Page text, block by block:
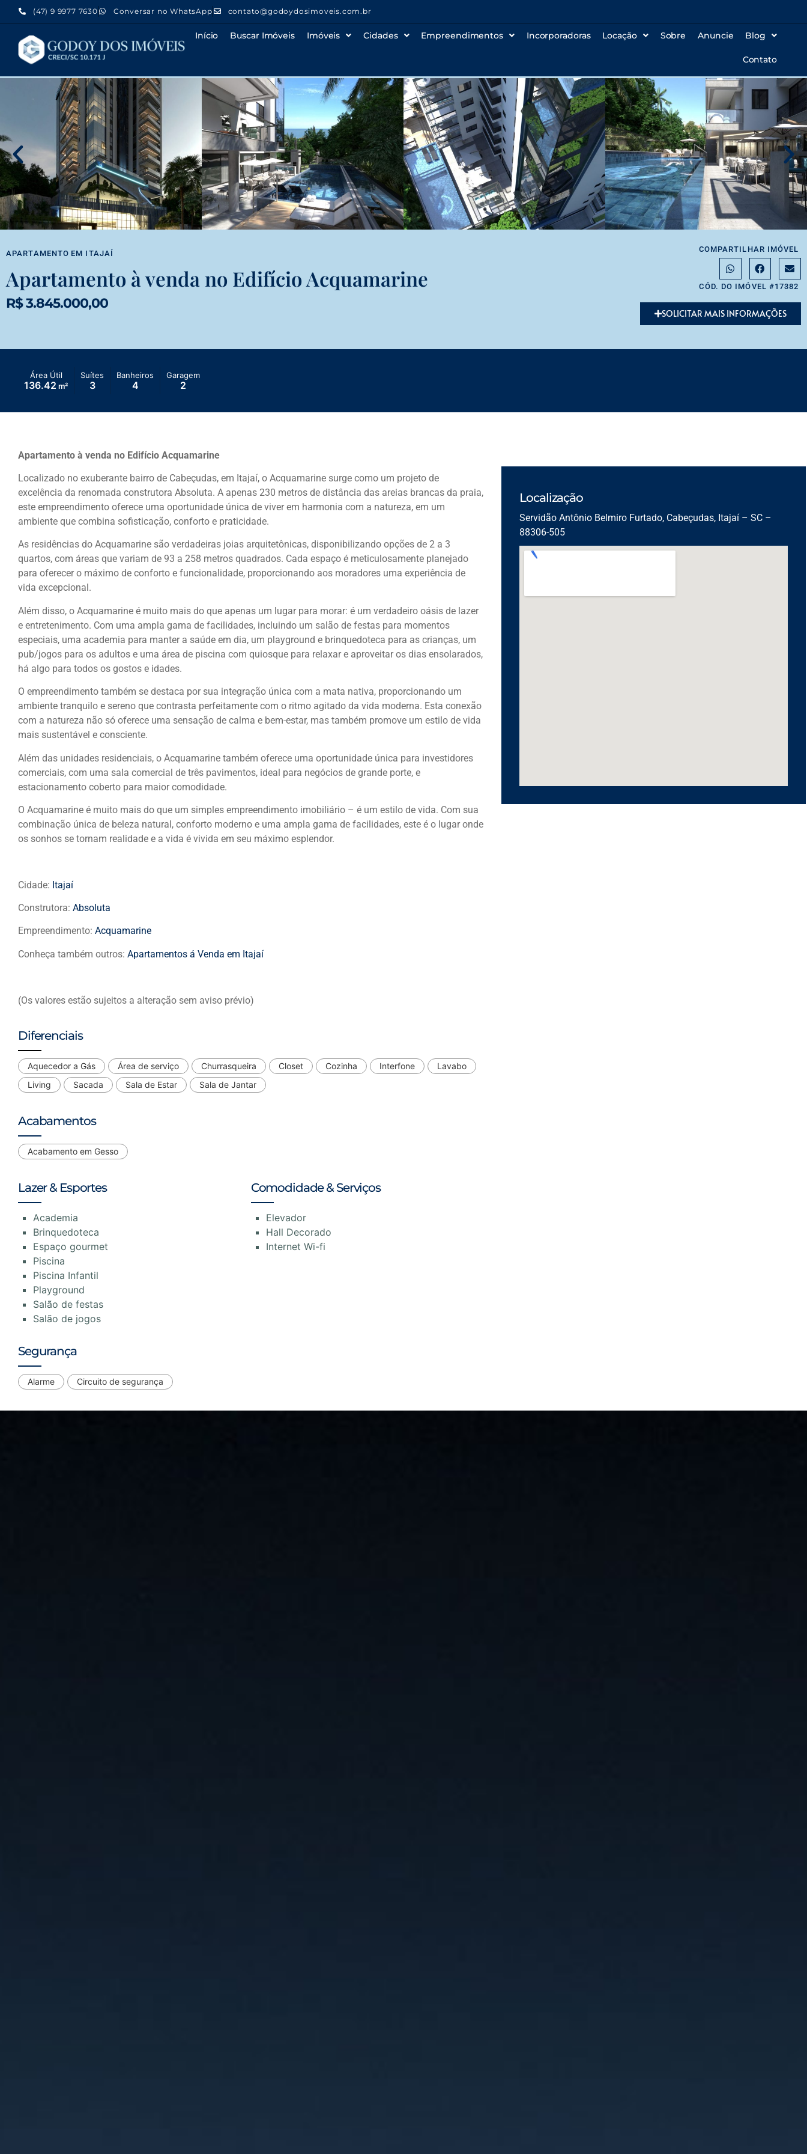
(47) 9 9977 7630 Conversar no WhatsApp contato@godoydosimoveis.com.br
Início Buscar Imóveis Imóveis Cidades Empreendimentos Incorporadoras Locação Sobre Anuncie Blog
Contato
APARTAMENTO EM ITAJAÍ
Apartamento à venda no Edifício Acquamarine
R$ 3.845.000,00
COMPARTILHAR IMÓVEL
CÓD. DO IMÓVEL #17382
SOLICITAR MAIS INFORMAÇÕES
Área Útil
136.42 m²
Suítes
3
Banheiros
4
Garagem
2
Apartamento à venda no Edifício Acquamarine
Localizado no exuberante bairro de Cabeçudas, em Itajaí, o Acquamarine surge como um projeto de
excelência da renomada construtora Absoluta. A apenas 230 metros de distância das areias brancas da praia,
este empreendimento oferece uma oportunidade única de viver em harmonia com a natureza, em um
ambiente que combina sofisticação, conforto e praticidade.
As residências do Acquamarine são verdadeiras joias arquitetônicas, disponibilizando opções de 2 a 3
quartos, com áreas que variam de 93 a 258 metros quadrados. Cada espaço é meticulosamente planejado
para oferecer o máximo de conforto e funcionalidade, proporcionando aos moradores uma experiência de
vida excepcional.
Além disso, o Acquamarine é muito mais do que apenas um lugar para morar: é um verdadeiro oásis de lazer
e entretenimento. Com uma ampla gama de facilidades, incluindo um salão de festas para momentos
especiais, uma academia para manter a saúde em dia, um playground e brinquedoteca para as crianças, um
pub/jogos para os adultos e uma área de piscina com quiosque para relaxar e aproveitar os dias ensolarados,
há algo para todos os gostos e idades.
O empreendimento também se destaca por sua integração única com a mata nativa, proporcionando um
ambiente tranquilo e sereno que contrasta perfeitamente com o ritmo agitado da vida moderna. Esta conexão
com a natureza não só oferece uma sensação de calma e bem-estar, mas também promove um estilo de vida
mais sustentável e consciente.
Além das unidades residenciais, o Acquamarine também oferece uma oportunidade única para investidores
comerciais, com uma sala comercial de três pavimentos, ideal para negócios de grande porte, e
estacionamento coberto para maior comodidade.
O Acquamarine é muito mais do que um simples empreendimento imobiliário – é um estilo de vida. Com sua
combinação única de beleza natural, conforto moderno e uma ampla gama de facilidades, este é o lugar onde
os sonhos se tornam realidade e a vida é vivida em seu máximo esplendor.
Cidade: Itajaí
Construtora: Absoluta
Empreendimento: Acquamarine
Conheça também outros: Apartamentos á Venda em Itajaí
(Os valores estão sujeitos a alteração sem aviso prévio)
Diferenciais
Aquecedor a Gás Área de serviço Churrasqueira Closet Cozinha Interfone
Lavabo
Living
Sacada Sala de Estar Sala de Jantar
Acabamentos
Acabamento em Gesso
Lazer & Esportes
Academia
Brinquedoteca
Espaço gourmet
Piscina
Piscina Infantil
Playground
Salão de festas
Salão de jogos
Comodidade & Serviços
Elevador
Hall Decorado
Internet Wi-fi
Segurança
Alarme Circuito de segurança
Localização
Servidão Antônio Belmiro Furtado, Cabeçudas, Itajaí – SC –
88306-505